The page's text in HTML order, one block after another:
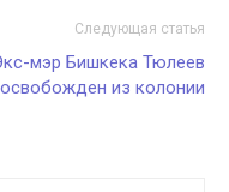
Следующая статья
мэр Бишкека Тюлеев
освобожден из колонии